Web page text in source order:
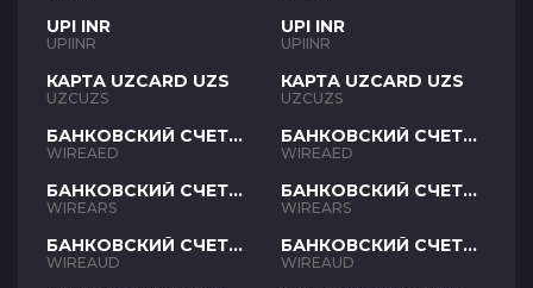
UPI INR
UPIINR
КАРТА UZCARD UZS
UZCUZS
БАНКОВСКИЙ СЧЕТ
AED
WIREAED
БАНКОВСКИЙ СЧЕТ
ARS
WIREARS
БАНКОВСКИЙ СЧЕТ
AUD
WIREAUD
UPI INR
UPIINR
КАРТА UZCARD UZS
UZCUZS
БАНКОВСКИЙ СЧЕТ
AED
WIREAED
БАНКОВСКИЙ СЧЕТ
ARS
WIREARS
БАНКОВСКИЙ СЧЕТ
AUD
WIREAUD